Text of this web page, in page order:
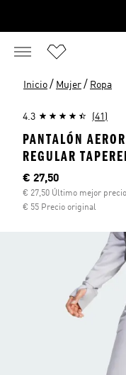
Inicio / Mujer / Ropa
4.3 (41)
PANTALÓN
REGULAR
Precio actual
€ 27,50
€ 27,50 Último mejor precio
€ 55 Precio original